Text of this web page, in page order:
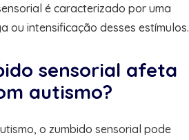
é caracterizado por uma
ou intensificação desses estímulos.
sensorial afeta
autismo?
o zumbido sensorial pode